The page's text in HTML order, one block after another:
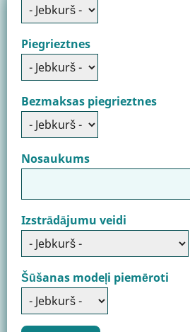
Piegrieztnes
Bezmaksas piegrieztnes
Nosaukums
Izstrādājumu veidi
Šūšanas modeļi piemēroti